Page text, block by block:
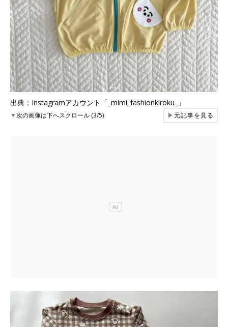
出典：Instagramアカウント「_mimi_fashionkiroku_」
▼次の画像は下へスクロール (3/5) ▶元記事を見る